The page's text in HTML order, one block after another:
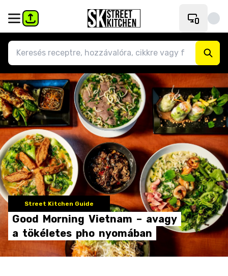
Street Kitchen Guide
Good Morning Vietnam – avagy
a tökéletes pho nyomában